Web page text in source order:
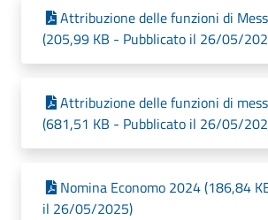
Attribuzione delle funzioni di
(205,99 KB - Pubblicato il 26/05/
Attribuzione delle funzioni di
(681,51 KB - Pubblicato il 26/05/
Nomina Economo 2024 (186,84
il 26/05/2025)